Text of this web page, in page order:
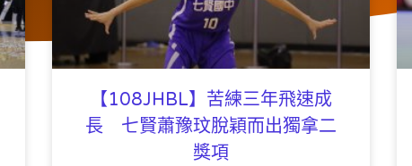
【108JHBL】苦練三年飛速成
長 七賢蕭豫玟脫穎而出獨拿二
獎項